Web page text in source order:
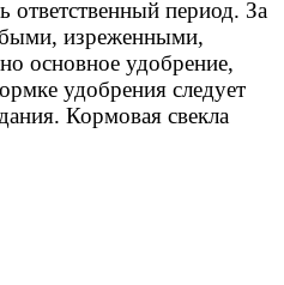
ответственный период. За
изреженными,
основное удобрение,
удобрения следует
Кормовая свекла